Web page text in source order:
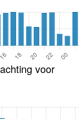
voor